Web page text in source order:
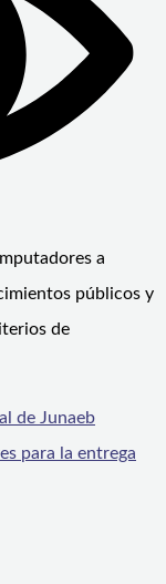
a
públicos y
de
de Junaeb
para la entrega